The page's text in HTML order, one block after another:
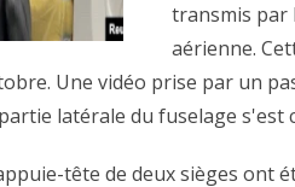
transmis par
aérienne.
Une vidéo prise par un
latérale du fuselage s'est
tête de deux sièges ont